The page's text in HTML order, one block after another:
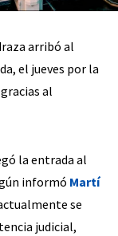
arribó al
el jueves por la
al
la entrada al
informó Martí
se
judicial,